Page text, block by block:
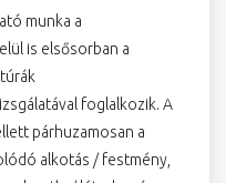
munka a
is elsősorban a
foglalkozik. A
párhuzamosan a
alkotás / festmény,